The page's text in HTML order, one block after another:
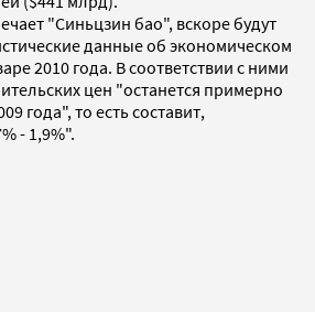
"Синьцзин бао", вскоре будут
данные об экономическом
2010 года. В соответствии с ними
цен "останется примерно
года", то есть составит,
- 1,9%".